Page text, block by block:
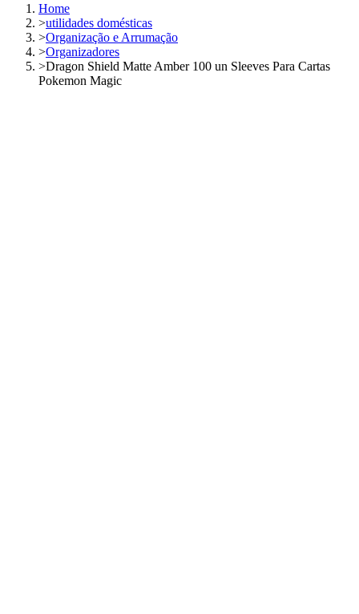
Home
>utilidades domésticas
>Organização e Arrumação
>Organizadores
>Dragon Shield Matte Amber 100 un Sleeves Para Cartas
Pokemon Magic